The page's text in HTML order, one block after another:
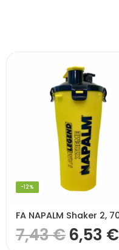
-12%
7,43€6,53 €